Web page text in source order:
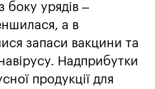
боку урядів –
а в
запаси вакцини та
Надприбутки
продукції для